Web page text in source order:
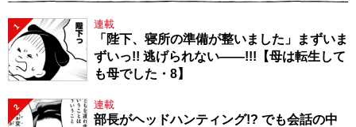
1 連載
「陛下、寝所の準備が整いました」まずいま
ずいっ!! 逃げられない――!!!【母は転生して
も母でした・8】
2 連載
部長がヘッドハンティング!? でも会話の中